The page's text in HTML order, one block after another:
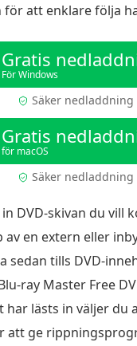
att enklare följa
Gratis
För Windows
Säker nedladdning
Gratis
för macOS
Säker nedladdning
in DVD-skivan du vill
av en extern eller
sedan tills DVD-
ray Master Free
har lästs in väljer du
att ge